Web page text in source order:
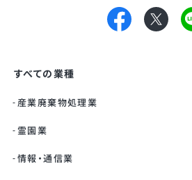
すべての業種
産業廃棄物処理業
霊園業
情報・通信業